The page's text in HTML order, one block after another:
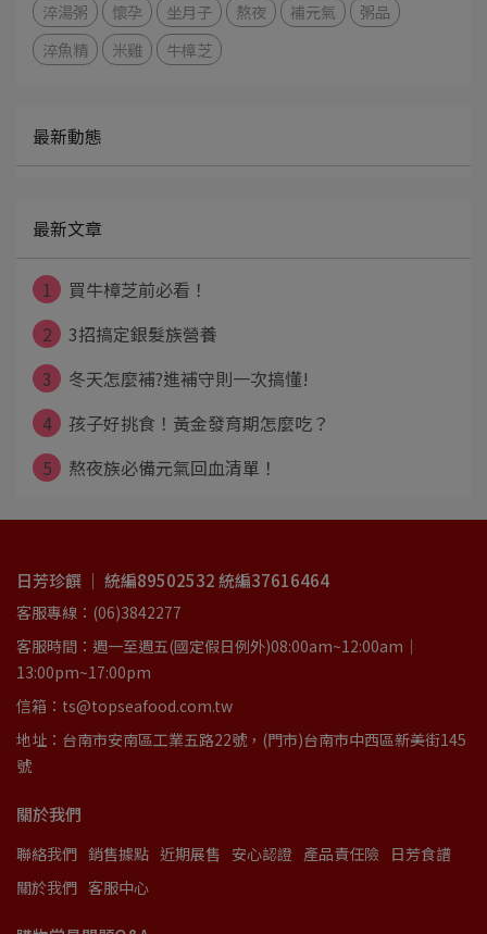
淬湯粥
懷孕 坐月子 熬夜 補元氣
粥品
淬魚精
米雞 牛樟芝
最新動態
最新文章
1
買牛樟芝前必看！
2
3招搞定銀髮族營養
3
冬天怎麼補?進補守則一次搞懂!
4
孩子好挑食！黃金發育期怎麼吃？
5
熬夜族必備元氣回血清單！
日芳珍饌 ｜ 統編89502532 統編37616464
客服專線：(06)3842277
客服時間：週一至週五(國定假日例外)08:00am~12:00am｜
13:00pm~17:00pm
信箱：ts@topseafood.com.tw
地址：台南市安南區工業五路22號，(門市)台南市中西區新美街145
號
關於我們
聯絡我們 銷售據點 近期展售 安心認證 產品責任險 日芳食譜
關於我們 客服中心